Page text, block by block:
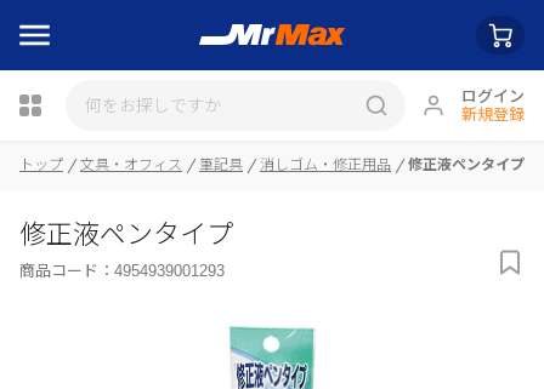
ログイン
新規登録
瓶詰
トップ 文具・オフィス 筆記具 消しゴム・修正用品 修正液ペンタイプ
修正液ペンタイプ
商品コード： 4954939001293